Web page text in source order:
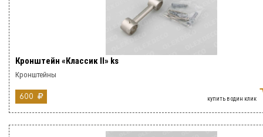
Кронштейн «Классик II» ks
Кронштейны
600 купить в один клик